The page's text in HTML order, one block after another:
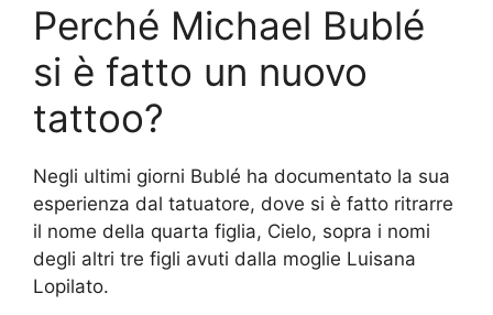
Perché Michael Bublé
si è fatto un nuovo
tattoo?
Negli ultimi giorni Bublé ha documentato la sua
esperienza dal tatuatore, dove si è fatto ritrarre
il nome della quarta figlia, Cielo, sopra i nomi
degli altri tre figli avuti dalla moglie Luisana
Lopilato.